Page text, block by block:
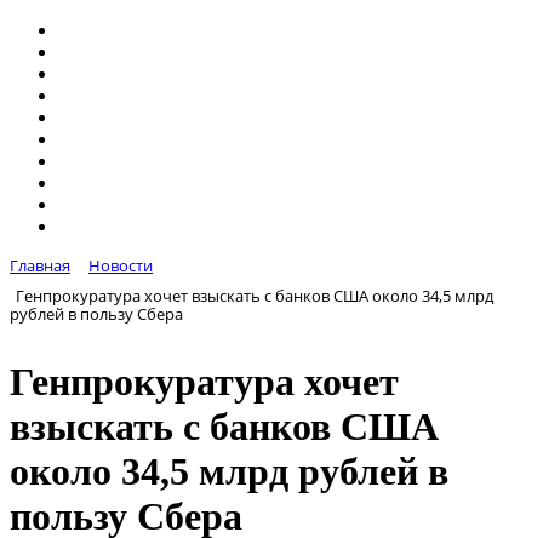
Главная
Новости
Генпрокуратура хочет взыскать с банков США около 34,5 млрд
рублей в пользу Сбера
Генпрокуратура хочет
взыскать с банков США
около 34,5 млрд рублей в
пользу Сбера